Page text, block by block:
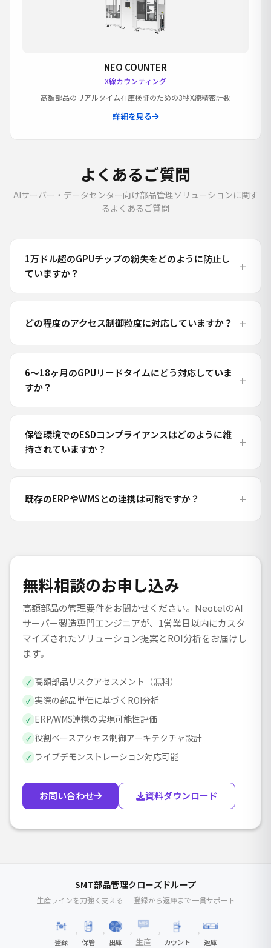
NEO COUNTER
X線カウンティング
高額部品のリアルタイム在庫検証のための3秒X線精密計数
詳細を見る
よくあるご質問
AIサーバー・データセンター向け部品管理ソリューションに関す
るよくあるご質問
1万ドル超のGPUチップの紛失をどのように防止し
ていますか？
どの程度のアクセス制御粒度に対応していますか？
6〜18ヶ月のGPUリードタイムにどう対応していま
すか？
保管環境でのESDコンプライアンスはどのように維
持されていますか？
既存のERPやWMSとの連携は可能ですか？
無料相談のお申し込み
高額部品の管理要件をお聞かせください。NeotelのAI
サーバー製造専門エンジニアが、1営業日以内にカスタ
マイズされたソリューション提案とROI分析をお届けし
ます。
✓ 高額部品リスクアセスメント（無料）
✓ 実際の部品単価に基づくROI分析
✓ ERP/WMS連携の実現可能性評価
✓ 役割ベースアクセス制御アーキテクチャ設計
✓ ライブデモンストレーション対応可能
お問い合わせ 資料ダウンロード
SMT部品管理クローズドループ
生産ラインを力強く支える — 登録から返庫まで一貫サポート
登録
→
保管
→
出庫
→
生産
→
カウント
→
返庫